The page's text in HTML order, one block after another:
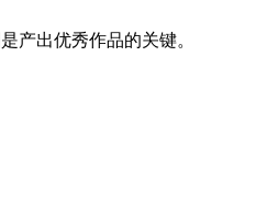
产出优秀作品的关键。